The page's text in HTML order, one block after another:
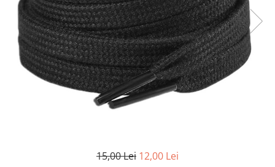
15,00 Lei 12,00 Lei